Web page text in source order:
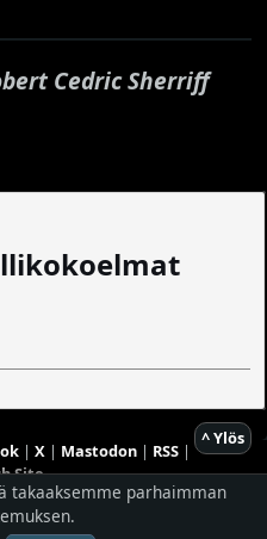
Cedric Sherriff
^ Ylös
| X| Mastodon| RSS|
Site
Planeetta Internet Oy
takaaksemme parhaimman